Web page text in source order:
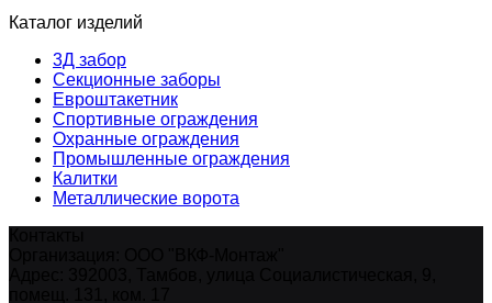
Каталог изделий
3Д забор
Секционные заборы
Евроштакетник
Спортивные ограждения
Охранные ограждения
Промышленные ограждения
Калитки
Металлические ворота